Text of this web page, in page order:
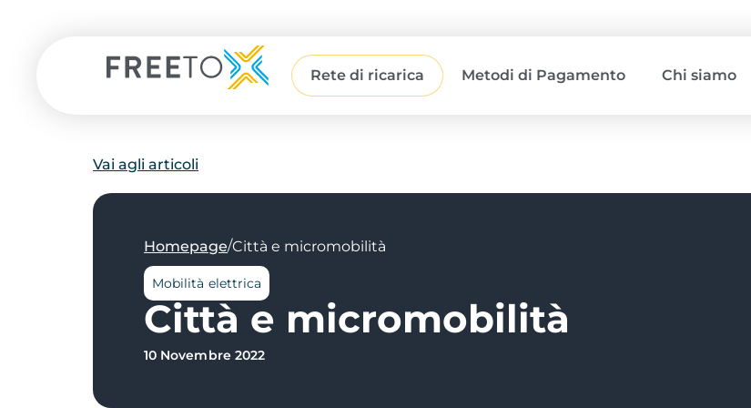
Rete di ricarica Metodi di Pagamento Chi siamo
Vai agli articoli
Homepage/Città e micromobilità
Mobilità elettrica
Città e micromobilità
10 Novembre 2022